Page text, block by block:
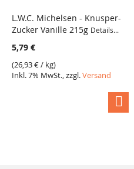
L.W.C. Michelsen - Knusper-
Zucker Vanille 215g Details...
5,79 €
(26,93 €/ kg)
Inkl. 7% MwSt., zzgl.Versand